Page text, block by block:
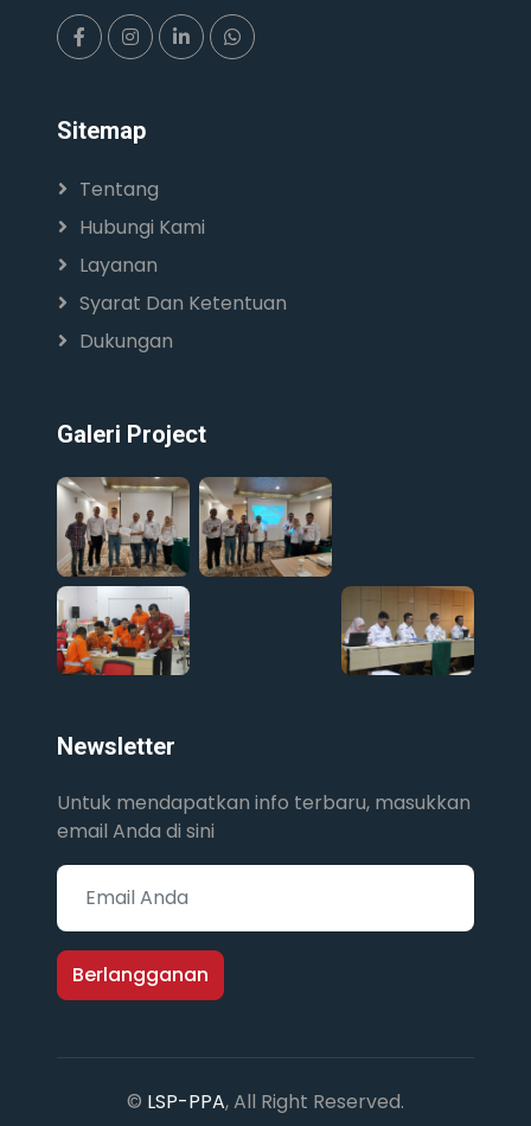
Sitemap
Tentang
Hubungi Kami
Layanan
Syarat Dan Ketentuan
Dukungan
Galeri Project
Newsletter
Untuk mendapatkan info terbaru, masukkan
email Anda di sini
Berlangganan
© LSP-PPA, All Right Reserved.